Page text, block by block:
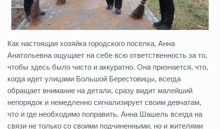
Как настоящая хозяйка городского поселка, Анна
Анатольевна ощущает на себе всю ответственность за то,
чтобы здесь было чисто и аккуратно. Она признается, что,
когда идет улицами Большой Берестовицы, всегда
обращает внимание на детали, сразу видит малейший
непорядок и немедленно сигнализирует своим девчатам,
что и где необходимо поправить. Анна Шашель всегда на
связи не только со своими подчиненными, но и жителями